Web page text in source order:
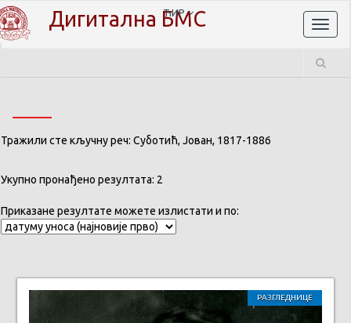
Дигитална БМС
ЋИР
Тражили сте кључну реч: Суботић, Јован, 1817-1886
Укупно пронађено резултата: 2
Приказане резултате можете излистати и по:
РАЗГЛЕДНИЦЕ